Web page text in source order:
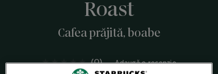
Roast
Cafea prăjită, boabe
(0) Adaugă o recenzie